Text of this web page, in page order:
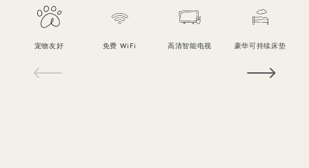
宠物友好 免费 WiFi 高清智能电视 豪华可持续床垫